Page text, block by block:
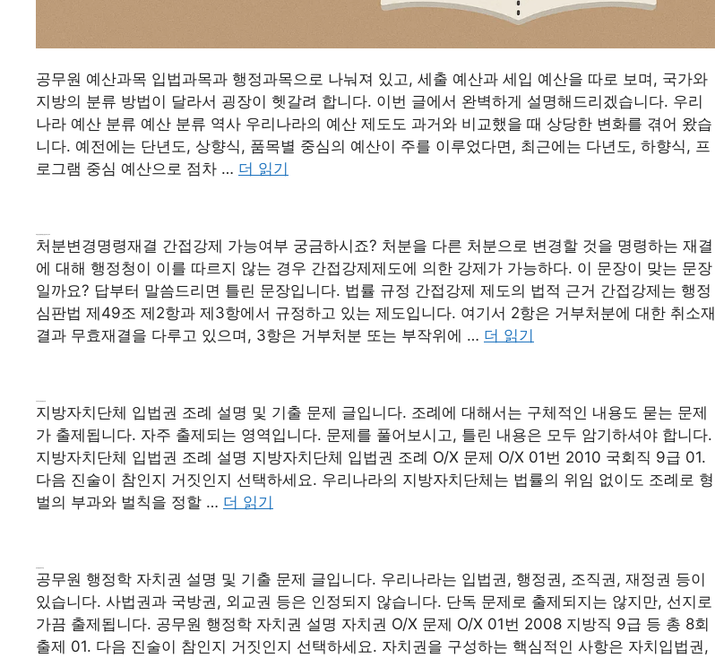
공무원 예산과목 입법과목과 행정과목으로 나눠져 있고, 세출 예산과 세입 예산을 따로 보며, 국가와
지방의 분류 방법이 달라서 굉장이 헷갈려 합니다. 이번 글에서 완벽하게 설명해드리겠습니다. 우리
나라 예산 분류 예산 분류 역사 우리나라의 예산 제도도 과거와 비교했을 때 상당한 변화를 겪어 왔습
니다. 예전에는 단년도, 상향식, 품목별 중심의 예산이 주를 이루었다면, 최근에는 다년도, 하향식, 프
로그램 중심 예산으로 점차 … 더 읽기
처분변경명령재결 간접강제 가능여부 궁금하시죠? 처분을 다른 처분으로 변경할 것을 명령하는 재결
에 대해 행정청이 이를 따르지 않는 경우 간접강제제도에 의한 강제가 가능하다. 이 문장이 맞는 문장
일까요? 답부터 말씀드리면 틀린 문장입니다. 법률 규정 간접강제 제도의 법적 근거 간접강제는 행정
심판법 제49조 제2항과 제3항에서 규정하고 있는 제도입니다. 여기서 2항은 거부처분에 대한 취소재
결과 무효재결을 다루고 있으며, 3항은 거부처분 또는 부작위에 … 더 읽기
지방자치단체 입법권 조례 설명 및 기출 문제 글입니다. 조례에 대해서는 구체적인 내용도 묻는 문제
가 출제됩니다. 자주 출제되는 영역입니다. 문제를 풀어보시고, 틀린 내용은 모두 암기하셔야 합니다.
지방자치단체 입법권 조례 설명 지방자치단체 입법권 조례 O/X 문제 O/X 01번 2010 국회직 9급 01.
다음 진술이 참인지 거짓인지 선택하세요. 우리나라의 지방자치단체는 법률의 위임 없이도 조례로 형
벌의 부과와 벌칙을 정할 … 더 읽기
공무원 행정학 자치권 설명 및 기출 문제 글입니다. 우리나라는 입법권, 행정권, 조직권, 재정권 등이
있습니다. 사법권과 국방권, 외교권 등은 인정되지 않습니다. 단독 문제로 출제되지는 않지만, 선지로
가끔 출제됩니다. 공무원 행정학 자치권 설명 자치권 O/X 문제 O/X 01번 2008 지방직 9급 등 총 8회
출제 01. 다음 진술이 참인지 거짓인지 선택하세요. 자치권을 구성하는 핵심적인 사항은 자치입법권,